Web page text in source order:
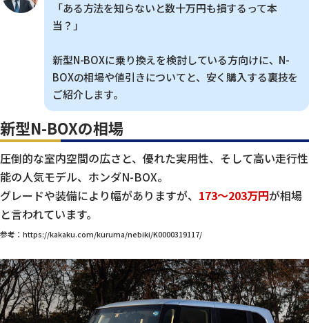
「ある方法を知らないと数十万円も損するって本
当？」
新型N-BOXに乗り換えを検討している方向けに、N-
BOXの相場や値引きについてと、安く購入する裏技を
ご紹介します。
新型N-BOXの相場
圧倒的な室内空間の広さと、優れた実用性、そして高い走行性
能の人気モデル、ホンダN-BOX。
グレードや装備により幅がありますが、 173～203万円が相場
と言われています。
参考：https://kakaku.com/kuruma/nebiki/K0000319117/